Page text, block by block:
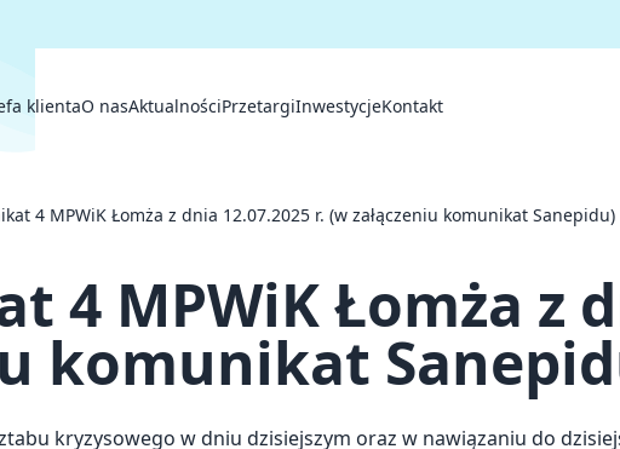
klientaO nasAktualnościPrzetargiInwestycjeKontakt
4 MPWiK Łomża z dnia 12.07.2025 r. (w załączeniu komunikat Sanepidu)
4 MPWiK Łomża z
komunikat
kryzysowego w dniu dzisiejszym oraz w nawiązaniu do